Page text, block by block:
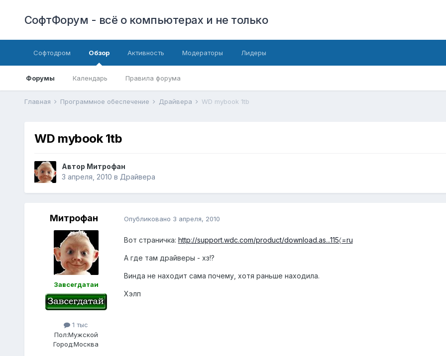
СофтФорум - всё о компьютерах и не только
Софтодром Обзор
Форумы Календарь Правила форума
Активность Модераторы Лидеры
Главная Программное обеспечение Драйвера WD mybook 1tb
WD mybook 1tb
Автор Митрофан
3 апреля, 2010 в Драйвера
Митрофан
Завсегдатаи
1 тыс
Пол:Мужской
Город:Москва
Опубликовано 3 апреля, 2010
Вот страничка: http://support.wdc.com/product/download.as...115〈=ru
А где там драйверы - хз!?
Винда не находит сама почему, хотя раньше находила.
Хэлп